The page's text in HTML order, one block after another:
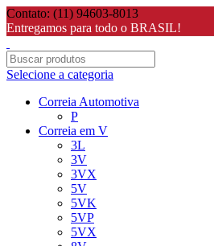
Contato: (11) 94603-8013
Entregamos para todo o BRASIL!
Selecione a categoria
Correia Automotiva
P
Correia em V
3L
3V
3VX
5V
5VK
5VP
5VX